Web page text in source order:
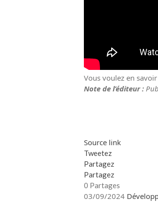
Vous voulez en
Note de l’éditeur :
Source link
Tweetez
Partagez
Partagez
0 Partages
03/09/2024